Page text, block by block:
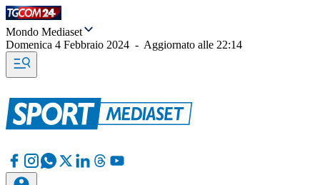
Mondo Mediaset
Domenica 4 Febbraio 2024 - Aggiornato alle 22:14